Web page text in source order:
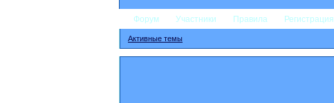
Форум Участники Правила Регистрация
Активные темы